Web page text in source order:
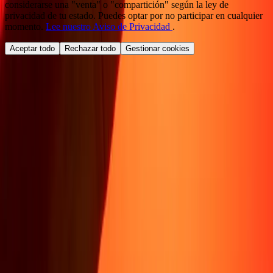
considerarse una "venta" o "compartición" según la ley de
privacidad de tu estado. Puedes optar por no participar en cualquier
momento. Lee nuestro Aviso de Privacidad .
Aceptar todo Rechazar todo Gestionar cookies